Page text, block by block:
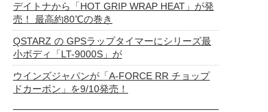
デイトナから「HOT GRIP WRAP HEAT」が発
売！ 最高約80℃の巻き
QSTARZ の GPSラップタイマーにシリーズ最
小ボディ「LT-9000S」が
ウインズジャパンが「A-FORCE RR チョップ
ドカーボン」を9/10発売！